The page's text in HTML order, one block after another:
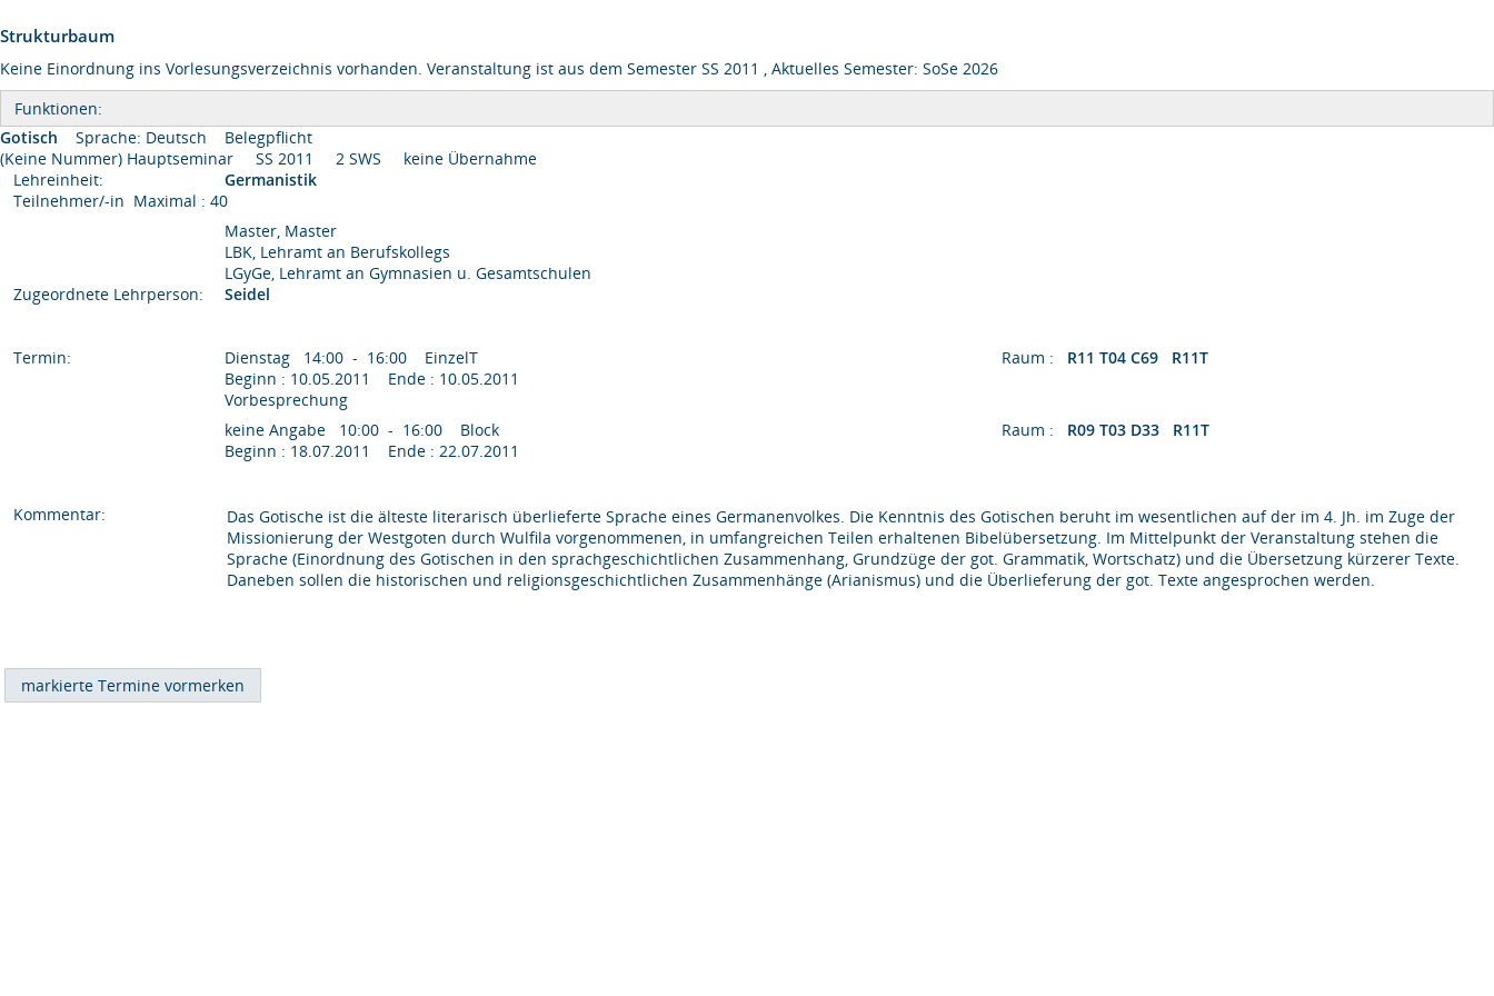
Strukturbaum
Keine Einordnung ins Vorlesungsverzeichnis vorhanden. Veranstaltung ist aus dem Semester SS 2011 , Aktuelles Semester: SoSe 2026
Funktionen:
Gotisch
Sprache: Deutsch
Belegpflicht
(Keine Nummer) Hauptseminar SS 2011 2 SWS keine Übernahme
Lehreinheit:
Germanistik
Teilnehmer/-in Maximal : 40
Master, Master
LBK, Lehramt an Berufskollegs
LGyGe, Lehramt an Gymnasien u. Gesamtschulen
Zugeordnete Lehrperson:
Seidel
Termin:
Dienstag 14:00 - 16:00 EinzelT
Beginn : 10.05.2011 Ende : 10.05.2011
Raum : R11 T04 C69 R11T
Vorbesprechung
keine Angabe 10:00 - 16:00 Block
Beginn : 18.07.2011 Ende : 22.07.2011
Raum : R09 T03 D33 R11T
Kommentar:
Das Gotische ist die älteste literarisch überlieferte Sprache eines Germanenvolkes. Die Kenntnis des Gotischen beruht im wesentlichen auf der im 4. Jh. im Zuge der
Missionierung der Westgoten durch Wulfila vorgenommenen, in umfangreichen Teilen erhaltenen Bibelübersetzung. Im Mittelpunkt der Veranstaltung stehen die
Sprache (Einordnung des Gotischen in den sprachgeschichtlichen Zusammenhang, Grundzüge der got. Grammatik, Wortschatz) und die Übersetzung kürzerer Texte.
Daneben sollen die historischen und religionsgeschichtlichen Zusammenhänge (Arianismus) und die Überlieferung der got. Texte angesprochen werden.